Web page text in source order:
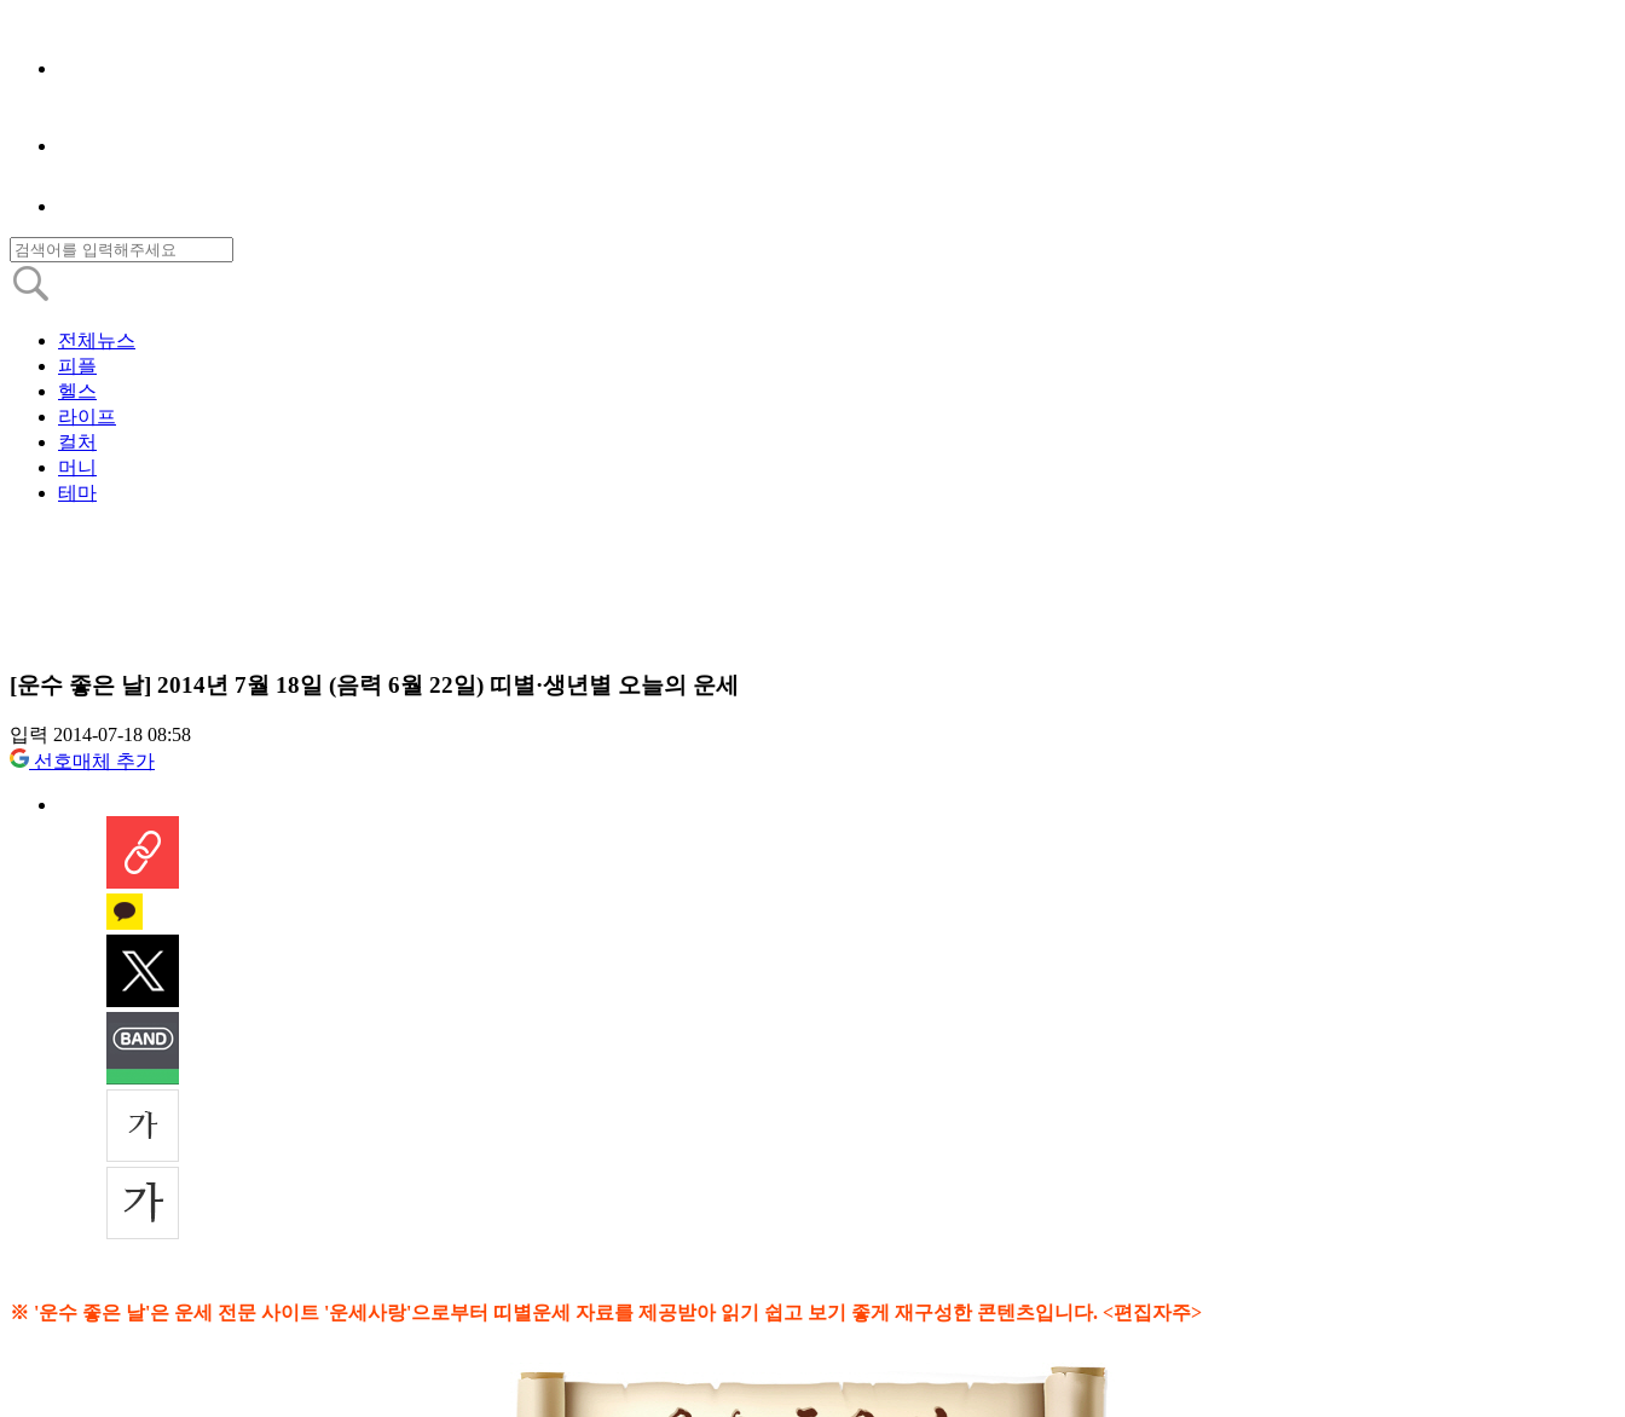
전체뉴스
피플
헬스
라이프
컬처
머니
테마
[운수 좋은 날] 2014년 7월 18일 (음력 6월 22일) 띠별·생년별 오늘의 운세
입력 2014-07-18 08:58
선호매체 추가
※ '운수 좋은 날'은 운세 전문 사이트 '운세사랑'으로부터 띠별운세 자료를 제공받아 읽기 쉽고 보기 좋게 재구성한 콘텐츠입니다. <편집자주>